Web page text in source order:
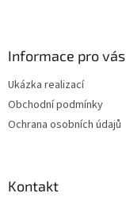
Informace pro vás
Ukázka realizací
Obchodní podmínky
Ochrana osobních údajů
Kontakt